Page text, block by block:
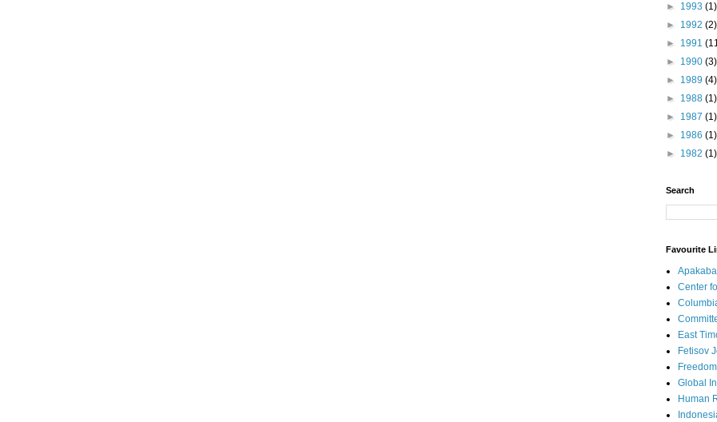
► 1993 (1)
► 1992 (2)
► 1991
► 1990 (3)
► 1989 (4)
► 1988 (1)
► 1987 (1)
► 1986 (1)
► 1982 (1)
Search
Favourite
Center
East
Fetisov
Global
Human